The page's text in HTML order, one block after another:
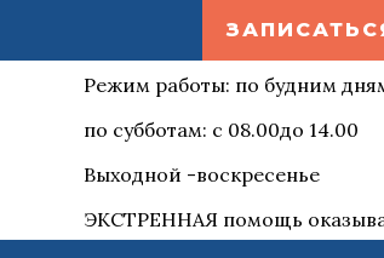
Режим работы: по будним
по субботам: с 08.00до 14.00
Выходной -воскресенье
ЭКСТРЕННАЯ помощь